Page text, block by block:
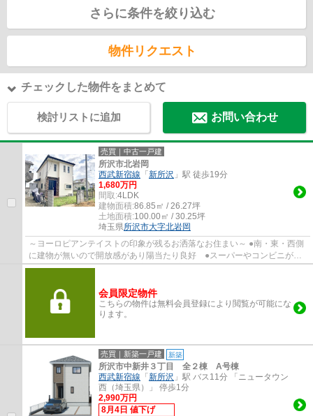
さらに条件を絞り込む
物件リクエスト
チェックした物件をまとめて
検討リストに追加 お問い合わせ
売買｜中古一戸建
所沢市北岩岡
西武新宿線 「 新所沢 」駅 徒歩19分
1,680万円
間取:4LDK
建物面積:86.85㎡ / 26.27坪
土地面積:100.00㎡ / 30.25坪
埼玉県所沢市大字北岩岡
～ヨーロピアンテイストの印象が残るお洒落なお住まい～ ●南・東・西側
に建物が無いので開放感があり陽当たり良好 ●スーパーやコンビニが徒
歩圏に充実し買物便利な住環境 ●全居室南...
会員限定物件
こちらの物件は無料会員登録により閲覧が可能にな
ります。
売買｜新築一戸建 新築
所沢市中新井３丁目 全２棟 A号棟
西武新宿線 「 新所沢 」駅 バス11分 「ニュータウン
西（埼玉県）」 停歩1分
2,990万円
8月4日 値下げ